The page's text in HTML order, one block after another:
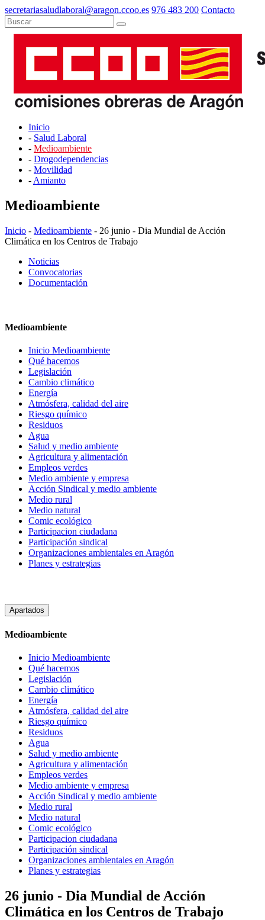
secretariasaludlaboral@aragon.ccoo.es 976 483 200 Contacto
Inicio
- Salud Laboral
- Medioambiente
- Drogodependencias
- Movilidad
- Amianto
Medioambiente
Inicio - Medioambiente - 26 junio - Dia Mundial de Acción
Climática en los Centros de Trabajo
Noticias
Convocatorias
Documentación
Medioambiente
Inicio Medioambiente
Qué hacemos
Legislación
Cambio climático
Energía
Atmósfera, calidad del aire
Riesgo químico
Residuos
Agua
Salud y medio ambiente
Agricultura y alimentación
Empleos verdes
Medio ambiente y empresa
Acción Sindical y medio ambiente
Medio rural
Medio natural
Comic ecológico
Participacion ciudadana
Participación sindical
Organizaciones ambientales en Aragón
Planes y estrategias
Apartados
Medioambiente
Inicio Medioambiente
Qué hacemos
Legislación
Cambio climático
Energía
Atmósfera, calidad del aire
Riesgo químico
Residuos
Agua
Salud y medio ambiente
Agricultura y alimentación
Empleos verdes
Medio ambiente y empresa
Acción Sindical y medio ambiente
Medio rural
Medio natural
Comic ecológico
Participacion ciudadana
Participación sindical
Organizaciones ambientales en Aragón
Planes y estrategias
26 junio - Dia Mundial de Acción
Climática en los Centros de Trabajo